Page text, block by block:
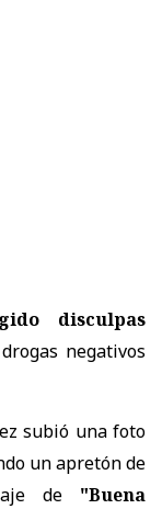
disculpas
negativos
subió una foto
un apretón de
de "Buena